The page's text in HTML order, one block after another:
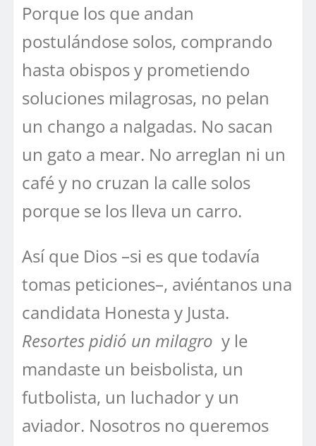
Porque los que andan
postulándose solos, comprando
hasta obispos y prometiendo
soluciones milagrosas, no pelan
un chango a nalgadas. No sacan
un gato a mear. No arreglan ni un
café y no cruzan la calle solos
porque se los lleva un carro.
Así que Dios –si es que todavía
tomas peticiones–, aviéntanos una
candidata Honesta y Justa.
Resortes pidió un milagro y le
mandaste un beisbolista, un
futbolista, un luchador y un
aviador. Nosotros no queremos